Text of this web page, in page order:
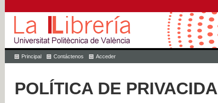
Principal Contáctenos Acceder
POLÍTICA DE